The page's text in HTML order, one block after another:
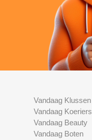
Vandaag Klussen
Vandaag Koeriers
Vandaag Beauty
Vandaag Boten